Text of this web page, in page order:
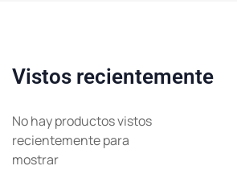
Vistos recientemente
No hay productos vistos
recientemente para
mostrar